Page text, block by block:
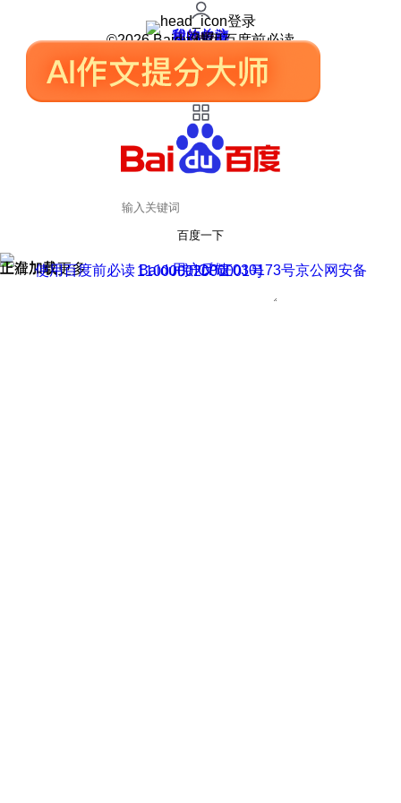
登录
我的关注
我的收藏
皮肤中心
用户反馈
设置
©2026 Baidu 使用百度前必读
百度一下
正在加载
上滑加载更多 用户反馈
使用百度前必读 Baidu 京ICP证030173号
京公网安备11000002000001号